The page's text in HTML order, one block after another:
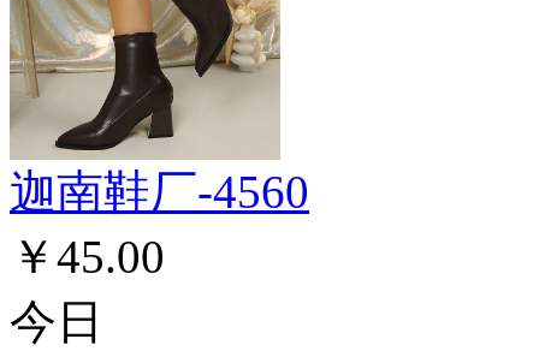
迦南鞋厂-4560
￥45.00
今日